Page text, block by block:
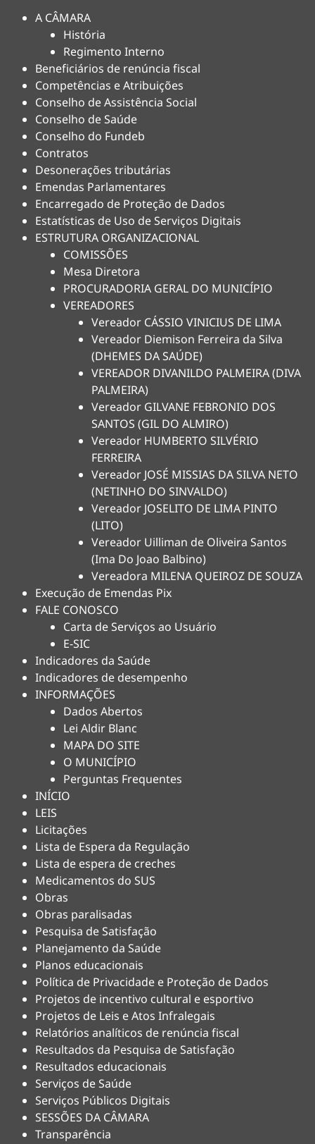
A CÂMARA
História
Regimento Interno
Beneficiários de renúncia fiscal
Competências e Atribuições
Conselho de Assistência Social
Conselho de Saúde
Conselho do Fundeb
Contratos
Desonerações tributárias
Emendas Parlamentares
Encarregado de Proteção de Dados
Estatísticas de Uso de Serviços Digitais
ESTRUTURA ORGANIZACIONAL
COMISSÕES
Mesa Diretora
PROCURADORIA GERAL DO MUNICÍPIO
VEREADORES
Vereador CÁSSIO VINICIUS DE LIMA
Vereador Diemison Ferreira da Silva
(DHEMES DA SAÚDE)
VEREADOR DIVANILDO PALMEIRA (DIVA
PALMEIRA)
Vereador GILVANE FEBRONIO DOS
SANTOS (GIL DO ALMIRO)
Vereador HUMBERTO SILVÉRIO
FERREIRA
Vereador JOSÉ MISSIAS DA SILVA NETO
(NETINHO DO SINVALDO)
Vereador JOSELITO DE LIMA PINTO
(LITO)
Vereador Uilliman de Oliveira Santos
(Ima Do Joao Balbino)
Vereadora MILENA QUEIROZ DE SOUZA
Execução de Emendas Pix
FALE CONOSCO
Carta de Serviços ao Usuário
E-SIC
Indicadores da Saúde
Indicadores de desempenho
INFORMAÇÕES
Dados Abertos
Lei Aldir Blanc
MAPA DO SITE
O MUNICÍPIO
Perguntas Frequentes
INÍCIO
LEIS
Licitações
Lista de Espera da Regulação
Lista de espera de creches
Medicamentos do SUS
Obras
Obras paralisadas
Pesquisa de Satisfação
Planejamento da Saúde
Planos educacionais
Política de Privacidade e Proteção de Dados
Projetos de incentivo cultural e esportivo
Projetos de Leis e Atos Infralegais
Relatórios analíticos de renúncia fiscal
Resultados da Pesquisa de Satisfação
Resultados educacionais
Serviços de Saúde
Serviços Públicos Digitais
SESSÕES DA CÂMARA
Transparência